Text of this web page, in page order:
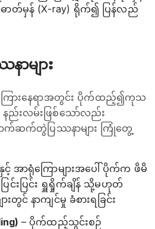
တ်မှန် (X-ray) ရိုက်၍ ပြန်လည်
များ
ကြားနေရာအတွင်း ပိုက်ထည့်၍ကုသ
နည်းလမ်းဖြစ်သော်လည်း
က်ဆက်တွဲပြဿနာများ ကြုံတွေ့
နှင့် အာရုံကြောများအပေါ် ပိုက်က ဖိမိ
ြင်းပြင်း ရှူရှိုက်ချိန် သို့မဟုတ်
းတွင် နာကျင်မှု ခံစားရခြင်း
– ပိုက်ထည့်သွင်းစဉ်